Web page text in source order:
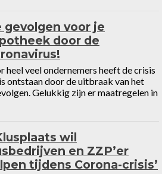
gevolgen voor je
door de
heel veel ondernemers heeft de crisis
ontstaan door de uitbraak van het
Gelukkig zijn er maatregelen in
wil
en ZZP’er
tijdens Corona-crisis’